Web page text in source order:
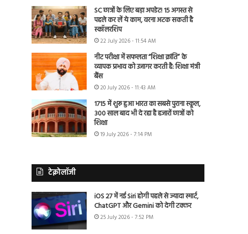
SC छात्रों के लिए बड़ा अपडेट! 15 अगस्त से
पहले कर लें ये काम, वरना अटक सकती है
स्कॉलरशिप
22 July 2026 - 11:54 AM
नीट परीक्षा में सफलता “शिक्षा क्रांति” के
व्यापक प्रभाव को उजागर करती है: शिक्षा मंत्री
बैंस
20 July 2026 - 11:43 AM
1715 में शुरू हुआ भारत का सबसे पुराना स्कूल,
300 साल बाद भी दे रहा है हजारों छात्रों को
शिक्षा
19 July 2026 - 7:14 PM
टेक्नोलॉजी
iOS 27 में नई Siri होगी पहले से ज्यादा स्मार्ट,
ChatGPT और Gemini को देगी टक्कर
25 July 2026 - 7:52 PM